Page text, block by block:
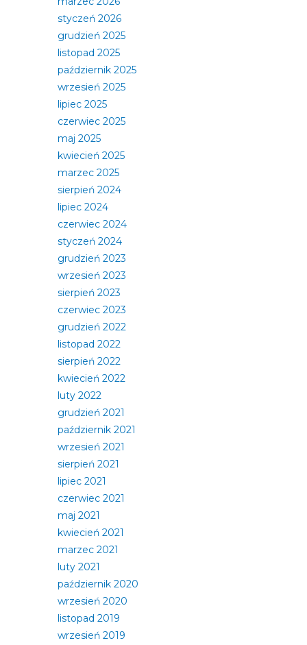
styczeń 2026
grudzień 2025
listopad 2025
październik 2025
wrzesień 2025
lipiec 2025
czerwiec 2025
maj 2025
kwiecień 2025
marzec 2025
sierpień 2024
lipiec 2024
czerwiec 2024
styczeń 2024
grudzień 2023
wrzesień 2023
sierpień 2023
czerwiec 2023
grudzień 2022
listopad 2022
sierpień 2022
kwiecień 2022
luty 2022
grudzień 2021
październik 2021
wrzesień 2021
sierpień 2021
lipiec 2021
czerwiec 2021
maj 2021
kwiecień 2021
marzec 2021
luty 2021
październik 2020
wrzesień 2020
listopad 2019
wrzesień 2019